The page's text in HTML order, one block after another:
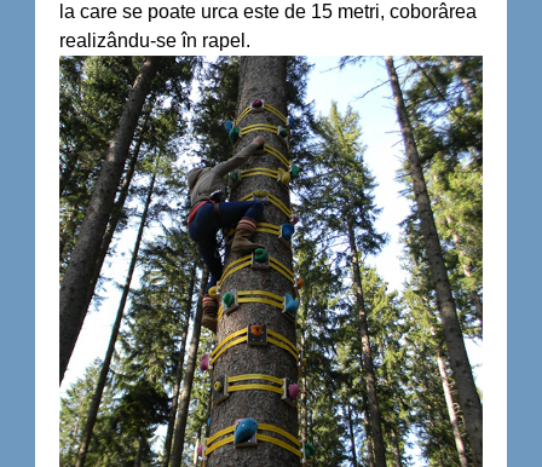
la care se poate urca este de 15 metri, coborârea
realizându-se în rapel.